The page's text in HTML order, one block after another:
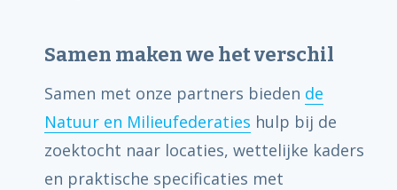
Samen maken we het verschil
Samen met onze partners bieden de
Natuur en Milieufederaties hulp bij de
zoektocht naar locaties, wettelijke kaders
en praktische specificaties met